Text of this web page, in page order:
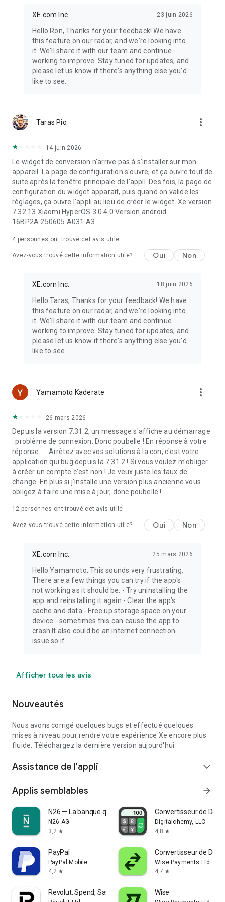
● Suivi de vos transferts
Suivez vos devises
● Des graphiques de devises complets qui vous permettent
de consulter le taux de change des devises de votre choix
● Créez des alertes de taux pour les devises qui vous
intéressent, et nous vous informerons lorsque le cours
Que vous cherchiez à envoyer de l'argent à l'international, à
connaître les taux de change ou à vous tenir au courant de la
situation du marché des devises, l'application de transfert
d'argent Xe est faite pour vous. Grâce à elle, vous pouvez
envoyer des fonds à l'international en toute simplicité, suivre
chaque étape de votre transfert et choisir parmi différents
modes de paiement et de réception flexibles.
Téléchargez l'application Xe dès aujourd'hui et envoyez de
XE.com Inc. 23 juin 2026
Hello Ron, Thanks for your feedback! We have
this feature on our radar, and we're looking into
it. We'll share it with our team and continue
working to improve. Stay tuned for updates, and
please let us know if there's anything else you'd
like to see.
Taras Pio more_vert
14 juin 2026
Le widget de conversion n'arrive pas à s'installer sur mon
appareil. La page de configuration s'ouvre, et ça ouvre tout de
suite après la fenêtre principale de l'appli. Des fois, la page de
configuration du widget apparaît, puis quand on valide les
règlages, ça ouvre l'appli au lieu de créer le widget. Xe version
7.32.13 Xiaomi HyperOS 3.0.4.0 Version android
16BP2A.250605.A031.A3
4 personnes ont trouvé cet avis utile
Avez-vous trouvé cette information utile? Oui Non
XE.com Inc. 18 juin 2026
Hello Taras, Thanks for your feedback! We have
this feature on our radar, and we're looking into
it. We'll share it with our team and continue
working to improve. Stay tuned for updates, and
please let us know if there's anything else you'd
like to see.
Yamamoto Kaderate more_vert
26 mars 2026
Depuis la version 7.31.2, un message s'affiche au démarrage
: problème de connexion. Donc poubelle ! En réponse à votre
réponse... : Arrêtez avec vos solutions à la con, c'est votre
application qui bug depuis la 7.31.2 ! Si vous voulez m'obliger
à créer un compte c'est non ! Je veux juste les taux de
change. En plus si j'installe une version plus ancienne vous
obligez à faire une mise à jour, donc poubelle !
12 personnes ont trouvé cet avis utile
Avez-vous trouvé cette information utile? Oui Non
XE.com Inc. 25 mars 2026
Hello Yamamoto, This sounds very frustrating.
There are a few things you can try if the app's
not working as it should be: - Try uninstalling the
app and reinstalling it again - Clear the app’s
cache and data - Free up storage space on your
device - sometimes this can cause the app to
crash It also could be an internet connection
issue so if...
Afficher tous les avis
Nouveautés
Nous avons corrigé quelques bugs et effectué quelques
mises à niveau pour rendre votre expérience Xe encore plus
fluide. Téléchargez la dernière version aujourd'hui.
Assistance de l'appli expand_more
Applis semblables arrow_forward
N26 — La banque qu'on adore
N26 AG
3,2 star
Convertisseur de
Digitalchemy, LLC
4,8 star
PayPal
PayPal Mobile
4,2 star
Convertisseur de
Wise Payments Ltd.
4,7 star
Revolut: Spend, Save, Trade Wise